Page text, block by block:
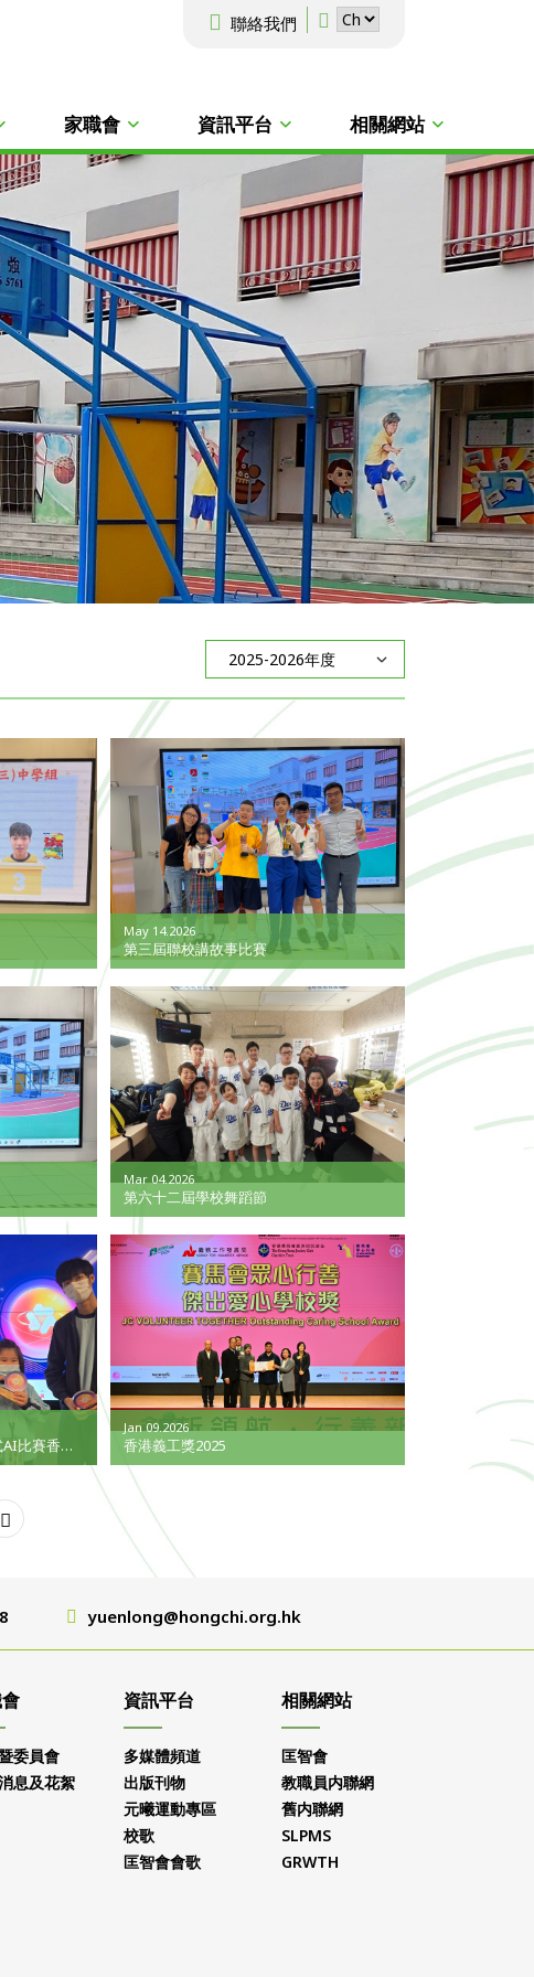
聯絡我們
家職會 資訊平台 相關網站
May 14.2026
第三屆聯校講故事比賽
Mar 04.2026
第六十二屆學校舞蹈節
比賽香港
Jan 09.2026
香港義工獎2025
yuenlong@hongchi.org.hk
委員會
息及花絮
資訊平台
多媒體頻道
出版刊物
元曦運動專區
校歌
匡智會會歌
相關網站
匡智會
教職員内聯網
舊内聯網
SLPMS
GRWTH